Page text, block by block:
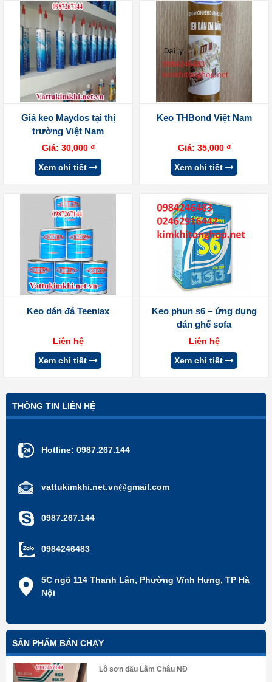
Giá keo Maydos tại thị
trường Việt Nam
Giá: 30,000 ₫
Xem chi tiết
Keo THBond Việt Nam
Giá: 35,000 ₫
Xem chi tiết
Keo dán đá Teeniax
Liên hệ
Xem chi tiết
Keo phun s6 – ứng dụng
dán ghế sofa
Liên hệ
Xem chi tiết
THÔNG TIN LIÊN HỆ
Hotline: 0987.267.144
vattukimkhi.net.vn@gmail.com
0987.267.144
0984246483
5C ngõ 114 Thanh Lân, Phường Vĩnh Hưng, TP Hà
Nội
SẢN PHẨM BÁN CHẠY
Lô sơn dầu Lâm Châu NĐ